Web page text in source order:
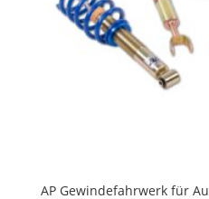
AP Gewindefahrwerk für